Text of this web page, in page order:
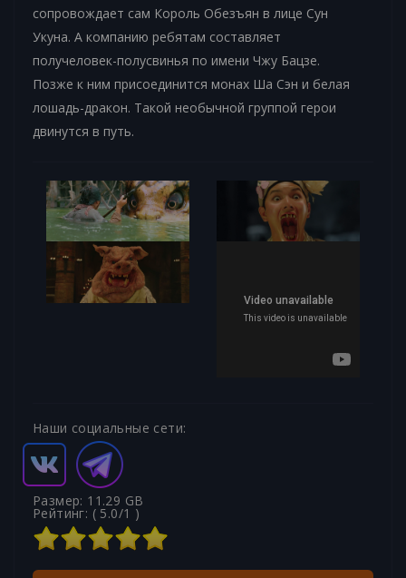
сопровождает сам Король Обезъян в лице Сун
Укуна. А компанию ребятам составляет
получеловек-полусвинья по имени Чжу Бацзе.
Позже к ним присоединится монах Ша Сэн и белая
лошадь-дракон. Такой необычной группой герои
двинутся в путь.
Наши социальные сети:
Размер: 11.29 GB
Рейтинг: ( 5.0/1 )